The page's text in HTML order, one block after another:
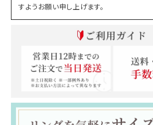
すようお願い申し上げます。